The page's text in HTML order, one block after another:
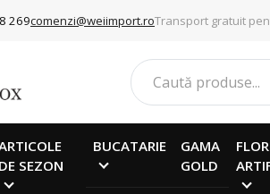
269comenzi@weiimport.roTransport gratuit
DE SEZON
BUCATARIE
GAMA
GOLD